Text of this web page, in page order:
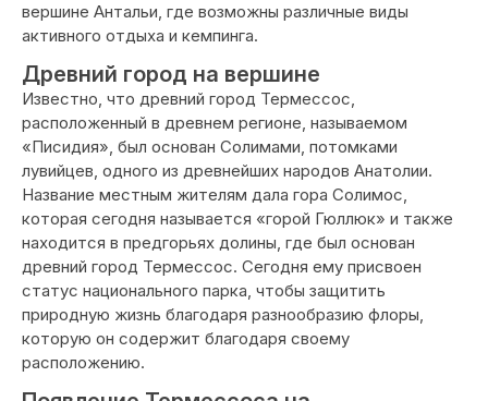
вершине Антальи, где возможны различные виды
активного отдыха и кемпинга.
Древний город на вершине
Известно, что древний город Термессос,
расположенный в древнем регионе, называемом
«Писидия», был основан Солимами, потомками
лувийцев, одного из древнейших народов Анатолии.
Название местным жителям дала гора Солимос,
которая сегодня называется «горой Гюллюк» и также
находится в предгорьях долины, где был основан
древний город Термессос. Сегодня ему присвоен
статус национального парка, чтобы защитить
природную жизнь благодаря разнообразию флоры,
которую он содержит благодаря своему
расположению.